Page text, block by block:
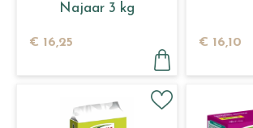
Najaar 3 kg
€ 16,25 € 16,10